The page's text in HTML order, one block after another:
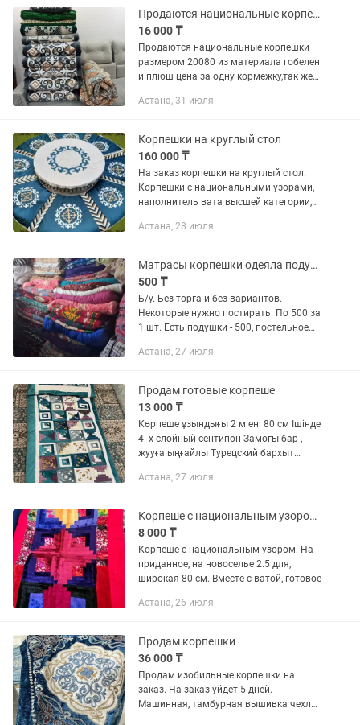
Продаются национальные корпешки.
16 000 ₸
Продаются национальные корпешки
размером 20080 из материала гобелен
и плюш цена за одну кормежку,так же
6060 с наполнителем халафайбер
Астана, 31 июля
Корпешки на круглый стол
160 000 ₸
На заказ корпешки на круглый стол.
Корпешки с национальными узорами,
наполнитель вата высшей категории,
пошив корпешек без наполнения
Астана, 28 июля
Матрасы корпешки одеяла подушки
500 ₸
Б/у. Без торга и без вариантов.
Некоторые нужно постирать. По 500 за
1 шт. Есть подушки - 500, постельное
простынь - 200, наволочки - 100. Цена
Астана, 27 июля
Продам готовые корпеше
13 000 ₸
Көрпеше ұзындығы 2 м ені 80 см Ішінде
4- х слойный сентипон Замогы бар ,
жууға ыңғайлы Турецский бархыт
Астана, 27 июля
Корпеше с национальным узором на приданное или на новоселье 2.5 дл шир 80см
8 000 ₸
Корпеше с национальным узором. На
приданное, на новоселье 2.5 для,
широкая 80 см. Вместе с ватой, готовое
Астана, 26 июля
Продам корпешки
36 000 ₸
Продам изобильные корпешки на
заказ. На заказ уйдет 5 дней.
Машинная, тамбурная вышивка чехла.